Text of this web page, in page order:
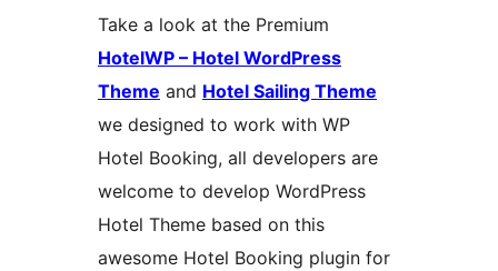
Take a look at the Premium
HotelWP – Hotel WordPress
Theme and Hotel Sailing Theme
we designed to work with WP
Hotel Booking, all developers are
welcome to develop WordPress
Hotel Theme based on this
awesome Hotel Booking plugin for